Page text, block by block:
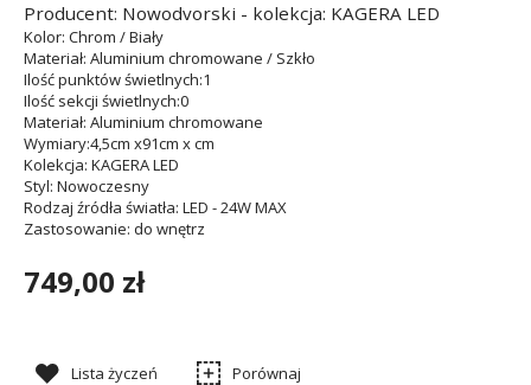
Producent: Nowodvorski - kolekcja: KAGERA LED
Kolor: Chrom / Biały
Materiał: Aluminium chromowane / Szkło
Ilość punktów świetlnych:1
Ilość sekcji świetlnych:0
Materiał: Aluminium chromowane
Wymiary:4,5cm x91cm x cm
Kolekcja: KAGERA LED
Styl: Nowoczesny
Rodzaj źródła światła: LED - 24W MAX
Zastosowanie: do wnętrz
749,00 zł
Lista życzeń Porównaj